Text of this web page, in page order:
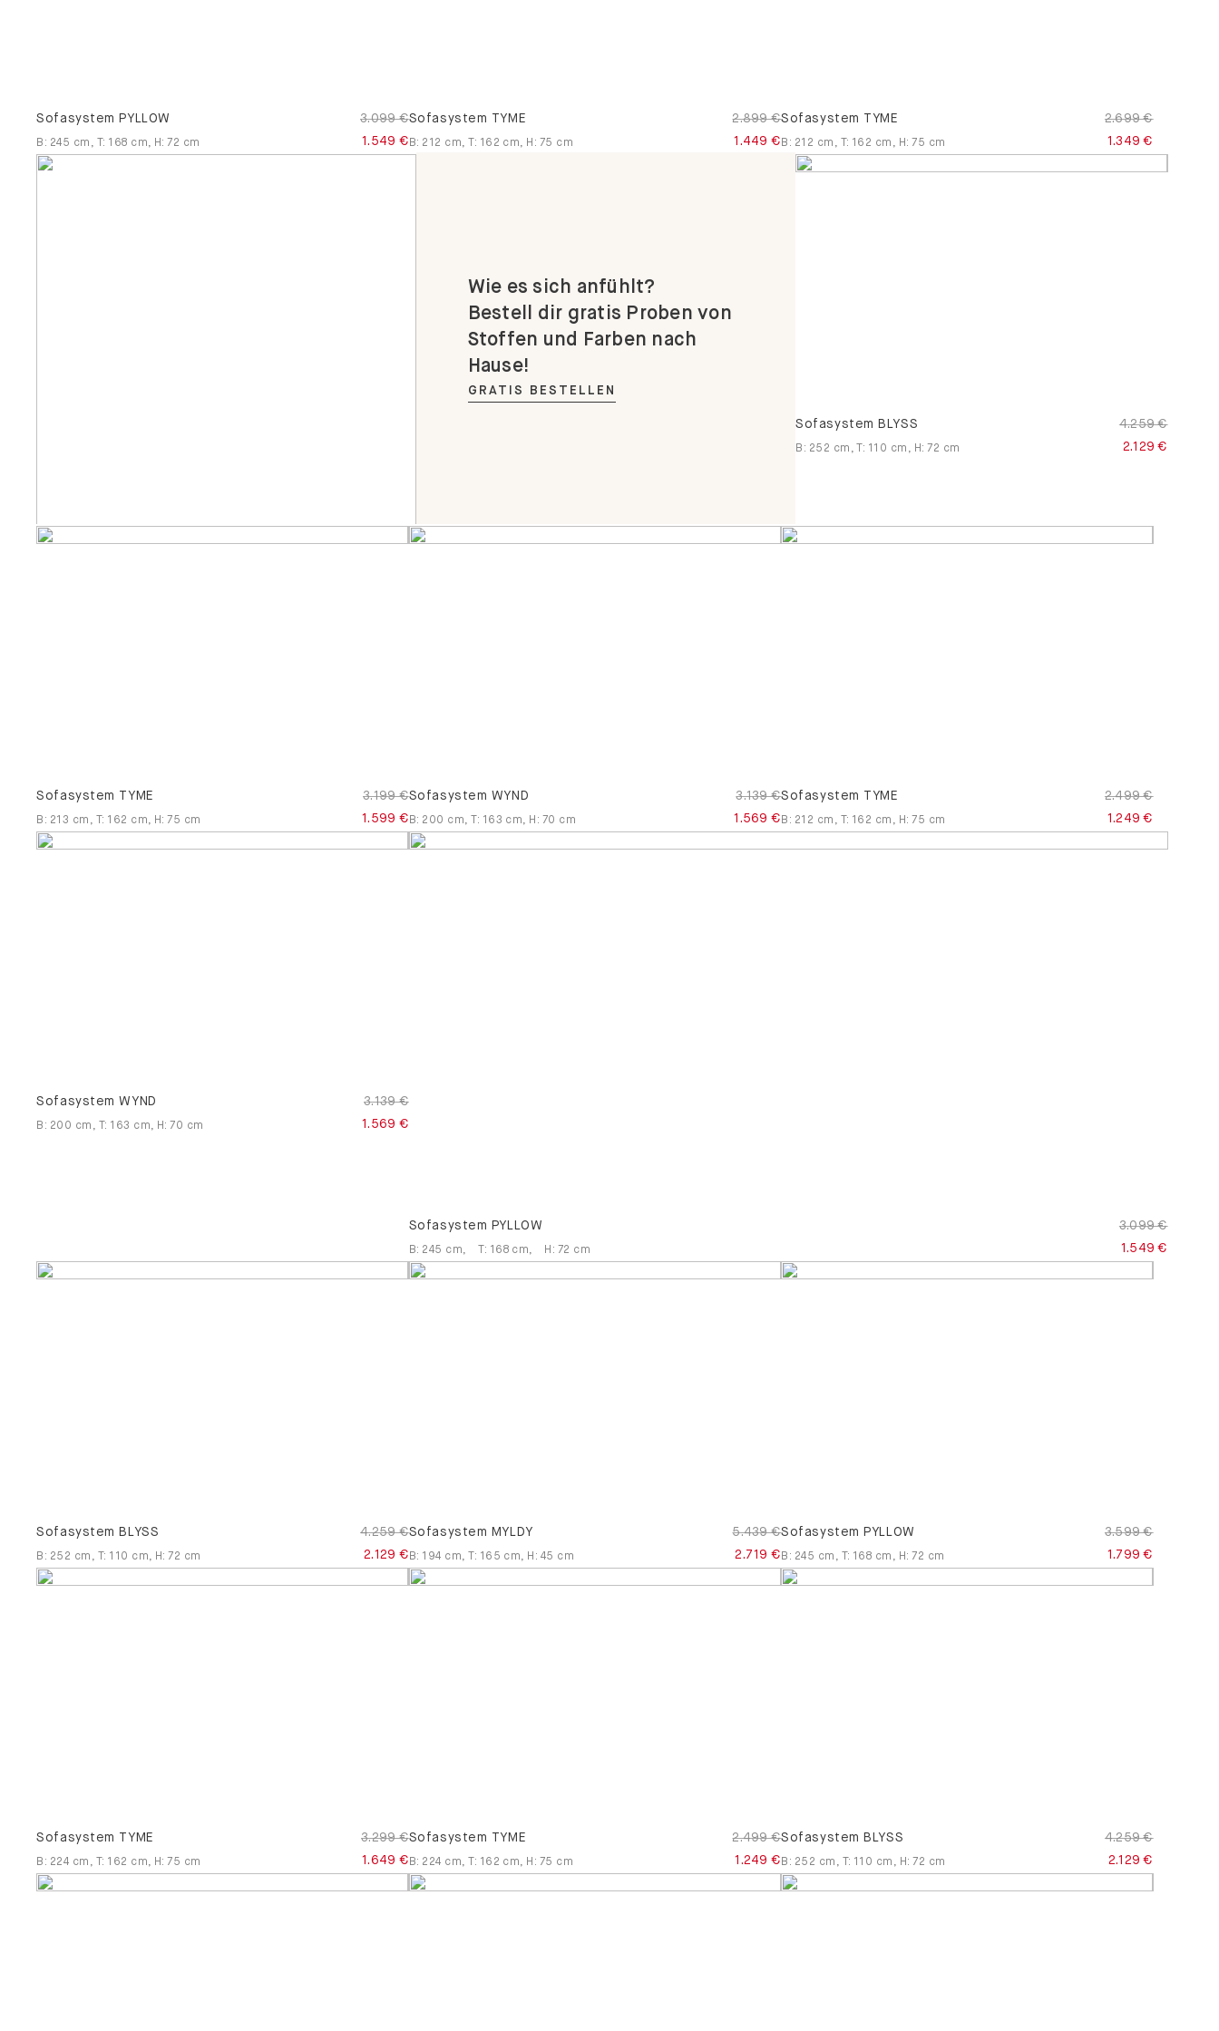
Sofasystem PYLLOW
3.099 €
1.549 €
B : 245 cm T: 168 cm H:72 cm
Sofasystem TYME
2.899 €
1.449 €
B: 212 cm ,T: 162 cm H : 75 cm
Sofasystem TYME
2.699 €
1.349 €
B : 212 cm T: 162 cm H:75 cm
Wie es sich anfühlt?
Bestell dir gratis Proben von
Stoffen und Farben nach
Hause!
GRATIS BESTELLEN
Sofasystem BLYSS
4.259 €
2.129 €
B : 252 cm ,T: 110 cm , H :72 cm
Sofasystem TYME
3.199 €
1.599 €
B : 213 cm , T: 162 cm, H :75 cm
Sofasystem WYND
3.139 €
1.569 €
B: 200 cm,T: 163 cm, H : 70 cm
Sofasystem TYME
2.499 €
1.249 €
B : 212 cm , T: 162 cm , H :75 cm
Sofasystem WYND
3.139 €
1.569 €
B : 200 cm , T: 163 cm, H :70 cm
Sofasystem PYLLOW
3.099 €
1.549 €
B: 245 cm, T: 168 cm, H : 72 cm
Sofasystem BLYSS
4.259 €
2.129 €
B : 252 cm T: 110 cm H:72 cm
Sofasystem MYLDY
5.439 €
2.719 €
B: 194 cm ,T: 165 cm H : 45 cm
Sofasystem PYLLOW
3.599 €
1.799 €
B : 245 cm T: 168 cm H:72 cm
Sofasystem TYME
3.299 €
1.649 €
B : 224 cm , T: 162 cm, H :75 cm
Sofasystem TYME
2.499 €
1.249 €
B: 224 cm,T: 162 cm, H : 75 cm
Sofasystem BLYSS
4.259 €
2.129 €
B : 252 cm , T: 110 cm , H :72 cm